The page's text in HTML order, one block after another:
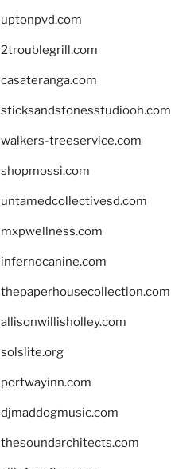
uptonpvd.com
2troublegrill.com
casateranga.com
sticksandstonesstudiooh.com
walkers-treeservice.com
shopmossi.com
untamedcollectivesd.com
mxpwellness.com
infernocanine.com
thepaperhousecollection.com
allisonwillisholley.com
solslite.org
portwayinn.com
djmaddogmusic.com
thesoundarchitects.com